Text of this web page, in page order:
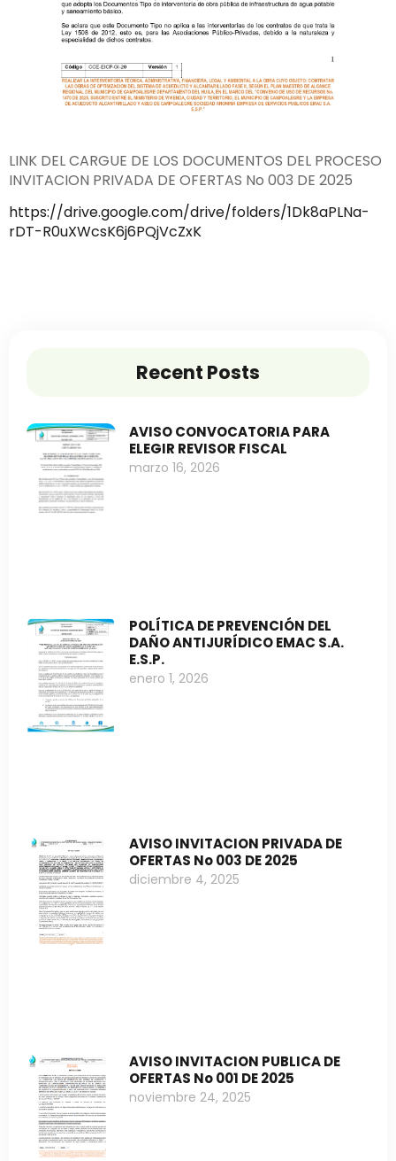
LINK DEL CARGUE DE LOS DOCUMENTOS DEL PROCESO
INVITACION PRIVADA DE OFERTAS No 003 DE 2025
https://drive.google.com/drive/folders/1Dk8aPLNa-
rDT-R0uXWcsK6j6PQjVcZxK
Recent Posts
AVISO CONVOCATORIA PARA
ELEGIR REVISOR FISCAL
marzo 16, 2026
POLÍTICA DE PREVENCIÓN DEL
DAÑO ANTIJURÍDICO EMAC S.A.
E.S.P.
enero 1, 2026
AVISO INVITACION PRIVADA DE
OFERTAS No 003 DE 2025
diciembre 4, 2025
AVISO INVITACION PUBLICA DE
OFERTAS No 001 DE 2025
noviembre 24, 2025